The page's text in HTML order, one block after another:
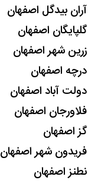
آران بیدگل اصفهان
اصفهان
زرین شهر اصفهان
درچه اصفهان
دولت آباد اصفهان
فلاورجان اصفهان
گز اصفهان
فریدون شهر اصفهان
نطنز اصفهان